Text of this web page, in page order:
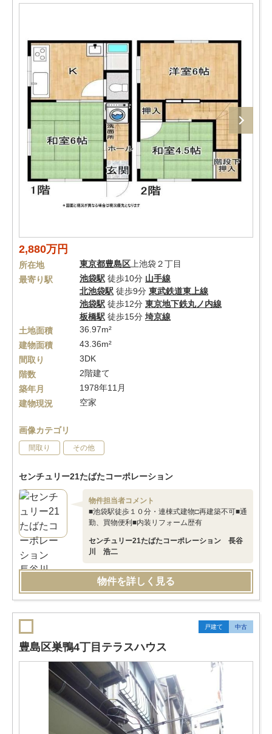
2,880万円
所在地 東京都豊島区 上池袋２丁目
最寄り駅
池袋駅 徒歩10分 山手線
北池袋駅 徒歩9分 東武鉄道東上線
池袋駅 徒歩12分 東京地下鉄丸ノ内線
板橋駅 徒歩15分 埼京線
土地面積
36.97m²
建物面積
43.36m²
間取り
3DK
階数
2階建て
築年月
1978年11月
建物現況
空家
画像カテゴリ
間取り その他
センチュリー21たばたコーポレーション
物件担当者コメント
■池袋駅徒歩１０分・連棟式建物□再建築不可■通
勤、買物便利■内装リフォーム歴有
センチュリー21たばたコーポレーション 長谷
川 浩二
物件を詳しく見る
戸建て 中古
豊島区巣鴨4丁目テラスハウス